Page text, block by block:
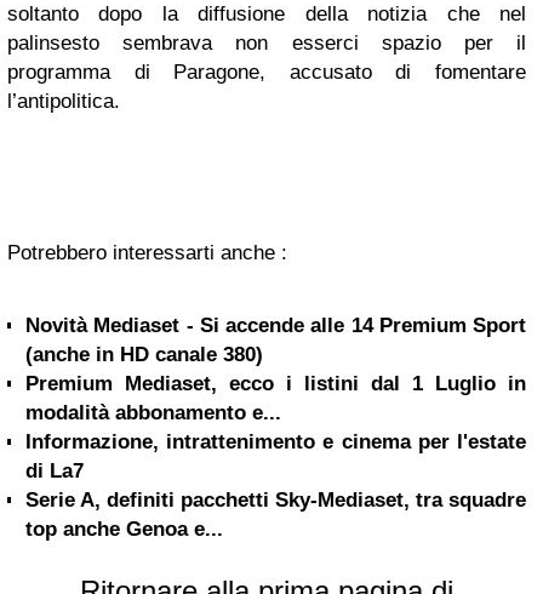
soltanto dopo la diffusione della notizia che nel
palinsesto sembrava non esserci spazio per il
programma di Paragone, accusato di fomentare
l’antipolitica.
Potrebbero interessarti anche :
Novità Mediaset - Si accende alle 14 Premium Sport
(anche in HD canale 380)
Premium Mediaset, ecco i listini dal 1 Luglio in
modalità abbonamento e...
Informazione, intrattenimento e cinema per l'estate
di La7
Serie A, definiti pacchetti Sky-Mediaset, tra squadre
top anche Genoa e...